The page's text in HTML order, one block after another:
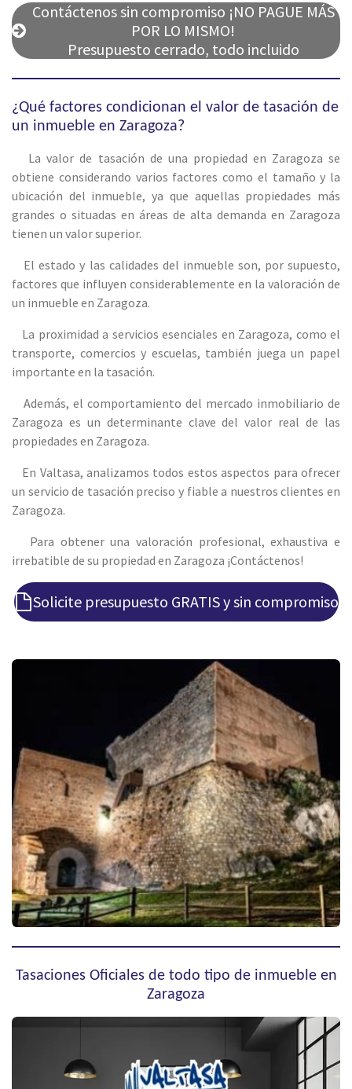
Contáctenos sin compromiso ¡NO PAGUE MÁS
POR LO MISMO!
Presupuesto cerrado, todo incluido
¿Qué factores condicionan el valor de tasación de
un inmueble en Zaragoza?
La valor de tasación de una propiedad en Zaragoza se
obtiene considerando varios factores como el tamaño y la
ubicación del inmueble, ya que aquellas propiedades más
grandes o situadas en áreas de alta demanda en Zaragoza
tienen un valor superior.
El estado y las calidades del inmueble son, por supuesto,
factores que influyen considerablemente en la valoración de
un inmueble en Zaragoza.
La proximidad a servicios esenciales en Zaragoza, como el
transporte, comercios y escuelas, también juega un papel
importante en la tasación.
Además, el comportamiento del mercado inmobiliario de
Zaragoza es un determinante clave del valor real de las
propiedades en Zaragoza.
En Valtasa, analizamos todos estos aspectos para ofrecer
un servicio de tasación preciso y fiable a nuestros clientes en
Zaragoza.
Para obtener una valoración profesional, exhaustiva e
irrebatible de su propiedad en Zaragoza ¡Contáctenos!
Solicite presupuesto GRATIS y sin compromiso
Tasaciones Oficiales de todo tipo de inmueble en
Zaragoza